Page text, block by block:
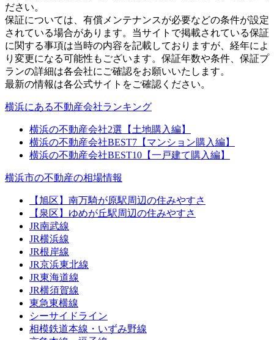
ださい。
保証については、有償メンテナンスが必要などの条件が設定
されている場合があります。当サイトで掲載されている保証
に関する事項は当時の内容を記載しておりますが、経年によ
り変更になる可能性もございます。保証年数や条件、保証プ
ランの詳細は各会社にご確認をお願いいたします。
最新の情報は各公式サイトをご確認ください。
横浜にある不動産会社ランキング
横浜の不動産会社2選【土地購入編】
横浜の不動産会社BEST7【マンション購入編】
横浜の不動産会社BEST10【一戸建て購入編】
横浜市の不動産の相場情報
【旭区】南万騎が原駅周辺の住みやすさ
【泉区】ゆめが丘駅周辺の住みやすさ
JR南武線
JR横浜線
JR根岸線
JR京浜東北線
JR東海道線
JR横須賀線
東急東横線
シーサイドライン
相模鉄道本線・いずみ野線